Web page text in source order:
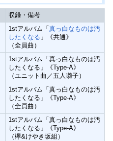
収録・備考
1stアルバム「 真っ白なものは汚
したくなる 」《共通》
（全員曲）
1stアルバム「真っ白なものは汚
したくなる」《Type-A》
（ユニット曲／五人囃子）
1stアルバム「真っ白なものは汚
したくなる」《Type-A》
（全員曲）
1stアルバム「真っ白なものは汚
したくなる」《Type-A》
（欅&けやき坂組）